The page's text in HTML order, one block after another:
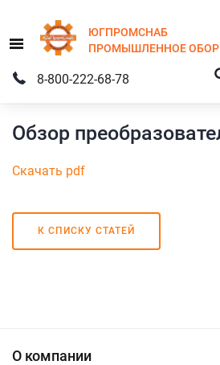
Menu
ЮГПРОМСНАБ
ПРОМЫШЛЕННОЕ
8-800-222-68-78
Обзор
Скачать pdf
К СПИСКУ СТАТЕЙ
О компании